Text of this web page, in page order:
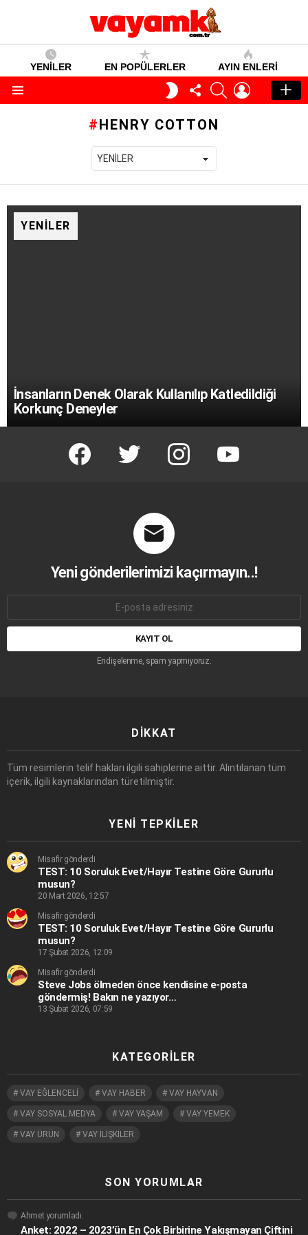
YENİLER EN POPÜLERLER AYIN ENLERI
GECE
MODU
TAKIP
ET
SEARCHGIRIŞ
HENRY COTTON
YENILER
İnsanların Denek Olarak Kullanılıp Katledildiği
Korkunç Deneyler
facebook twitter instagram youtube
Yeni gönderilerimizi kaçırmayın..!
adresi:
Endişelenme, spam yapmıyoruz.
DIKKAT
Tüm resimlerin telif hakları ilgili sahiplerine aittir. Alıntılanan tüm
içerik, ilgili kaynaklarından türetilmiştir.
YENI TEPKILER
Misafir gönderdi
TEST: 10 Soruluk Evet/Hayır Testine Göre Gururlu
musun?
20 Mart 2026, 12:57
Misafir gönderdi
TEST: 10 Soruluk Evet/Hayır Testine Göre Gururlu
musun?
17 Şubat 2026, 12:09
Misafir gönderdi
Steve Jobs ölmeden önce kendisine e-posta
göndermiş! Bakın ne yazıyor…
13 Şubat 2026, 07:59
KATEGORILER
VAY EĞLENCELİ VAY HABER VAY HAYVAN
VAY SOSYAL MEDYA VAY YAŞAM VAY YEMEK
VAY ÜRÜN VAY İLİŞKİLER
SON YORUMLAR
Ahmet yorumladı.
Anket: 2022 – 2023’ün En Çok Birbirine Yakışmayan Çiftini